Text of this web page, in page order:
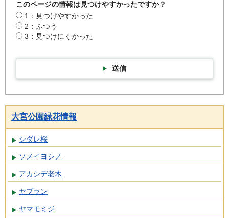
このページの情報は見つけやすかったですか？
1：見つけやすかった
2：ふつう
3：見つけにくかった
送信
大宮公園緑花情報
シダレ桜
ソメイヨシノ
アカシデ老木
ヤブラン
ヤマモミジ